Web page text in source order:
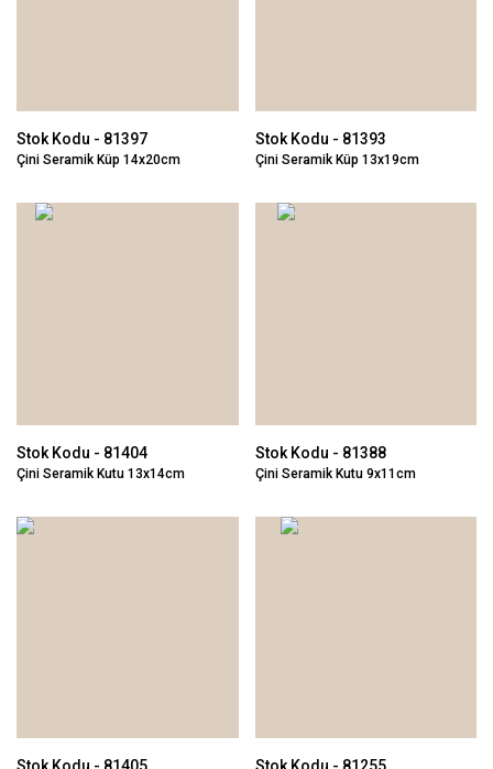
Stok Kodu - 81397
Çini Seramik Küp 14x20cm
Stok Kodu - 81393
Çini Seramik Küp 13x19cm
Stok Kodu - 81404
Çini Seramik Kutu 13x14cm
Stok Kodu - 81388
Çini Seramik Kutu 9x11cm